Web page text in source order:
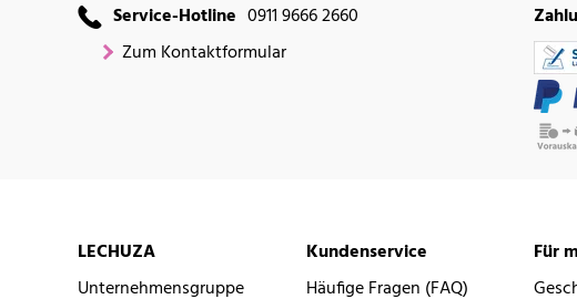
Service-Hotline 0911 9666 2660
Zum Kontaktformular
LECHUZA
Unternehmensgruppe
Kundenservice
Häufige Fragen (FAQ)
Für